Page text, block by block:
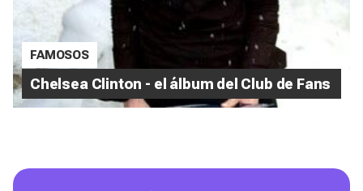
FAMOSOS
Chelsea Clinton - el álbum del Club de Fans